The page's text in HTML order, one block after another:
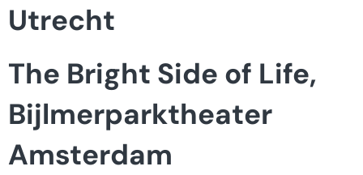
Utrecht
The Bright Side of Life,
Bijlmerparktheater
Amsterdam